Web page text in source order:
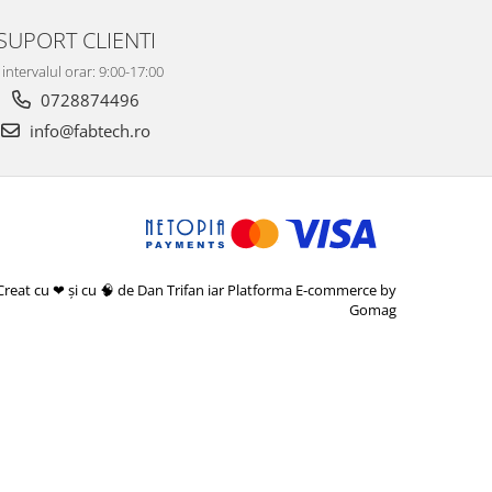
CLIENTI
intervalul orar: 9:00-17:00
0728874496
info@fabtech.ro
cu ❤ și cu 🧠 de Dan Trifan iar Platforma E-commerce by
Gomag